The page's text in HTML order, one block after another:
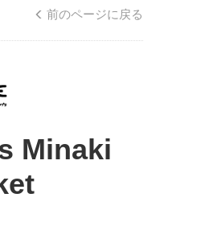
前のページに戻る
Minaki